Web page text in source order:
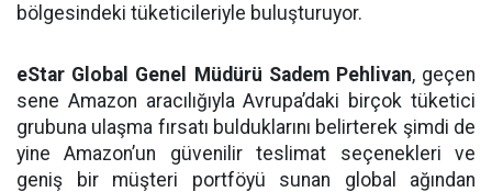
bölgesindeki tüketicileriyle buluşturuyor.
eStar Global Genel Müdürü Sadem Pehlivan, geçen
sene Amazon aracılığıyla Avrupa’daki birçok tüketici
grubuna ulaşma fırsatı bulduklarını belirterek şimdi de
yine Amazon’un güvenilir teslimat seçenekleri ve
geniş bir müşteri portföyü sunan global ağından